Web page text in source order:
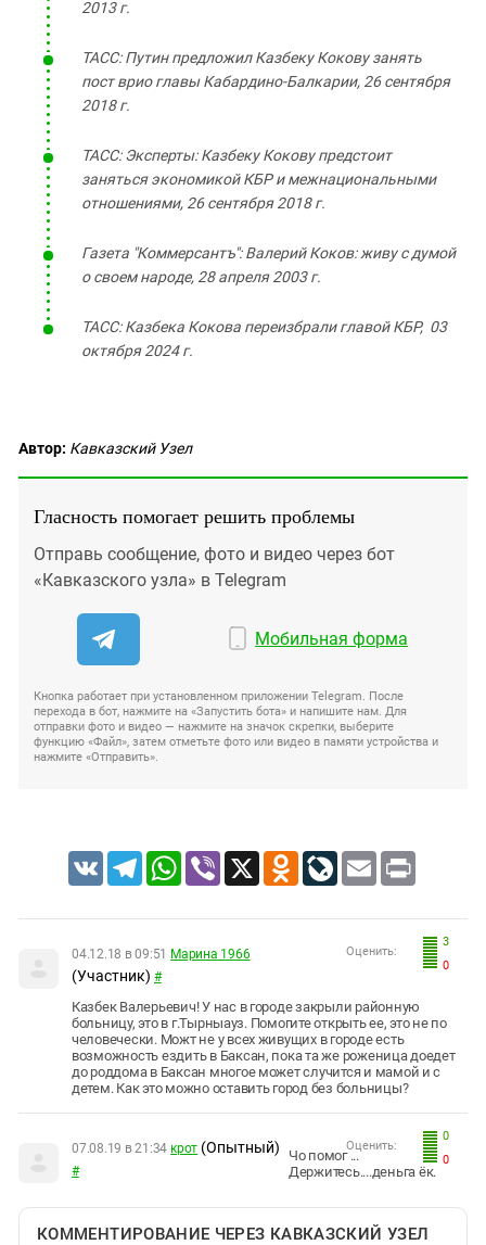
2013 г.
ТАСС:Путин предложил Казбеку Кокову занять
пост врио главы Кабардино-Балкарии, 26 сентября
2018 г.
ТАСС: Эксперты: Казбеку Кокову предстоит
заняться экономикой КБР и межнациональными
отношениями, 26 сентября 2018 г.
Газета "Коммерсантъ": Валерий Коков: живу с думой
о своем народе, 28 апреля 2003 г.
ТАСС: Казбека Кокова переизбрали главой КБР, 03
октября 2024 г.
Автор: Кавказский Узел
Гласность помогает решить проблемы
Отправь сообщение, фото и видео через бот
«Кавказского узла» в Telegram
Мобильная форма
Кнопка работает при установленном приложении Telegram. После
перехода в бот, нажмите на «Запустить бота» и напишите нам. Для
отправки фото и видео — нажмите на значок скрепки, выберите
функцию «Файл», затем отметьте фото или видео в памяти устройства и
нажмите «Отправить».
VK TelegramWhatsApp
Viber X Odnoklassniki
LiveJournal
Email Print
3
0
Оценить:
04.12.18 в 09:51 Марина 1966
(Участник) #
Казбек Валерьевич! У нас в городе закрыли районную
больницу, это в г.Тырныауз. Помогите открыть ее, это не по
человечески. Можт не у всех живущих в городе есть
возможность ездить в Баксан, пока та же роженица доедет
до роддома в Баксан многое может случится и мамой и с
детем. Как это можно оставить город без больницы?
0
0
Оценить:
07.08.19 в 21:34 крот (Опытный)
#
Чо помог ...
Держитесь....деньга ёк.
КОММЕНТИРОВАНИЕ ЧЕРЕЗ КАВКАЗСКИЙ УЗЕЛ